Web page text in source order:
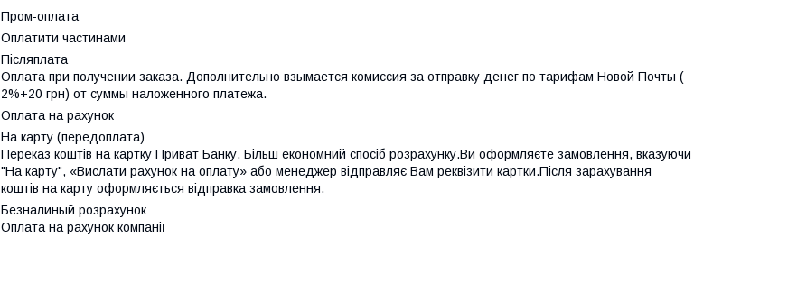
Пром-оплата
Оплатити частинами
Післяплата
Оплата при получении заказа. Дополнительно взымается комиссия за отправку денег по тарифам Новой Почты (
2%+20 грн) от суммы наложенного платежа.
Оплата на рахунок
На карту (передоплата)
Переказ коштів на картку Приват Банку. Більш економний спосіб розрахунку.Ви оформляєте замовлення, вказуючи
"На карту", «Вислати рахунок на оплату» або менеджер відправляє Вам реквізити картки.Після зарахування
коштів на карту оформляється відправка замовлення.
Безналиный розрахунок
Оплата на рахунок компанії